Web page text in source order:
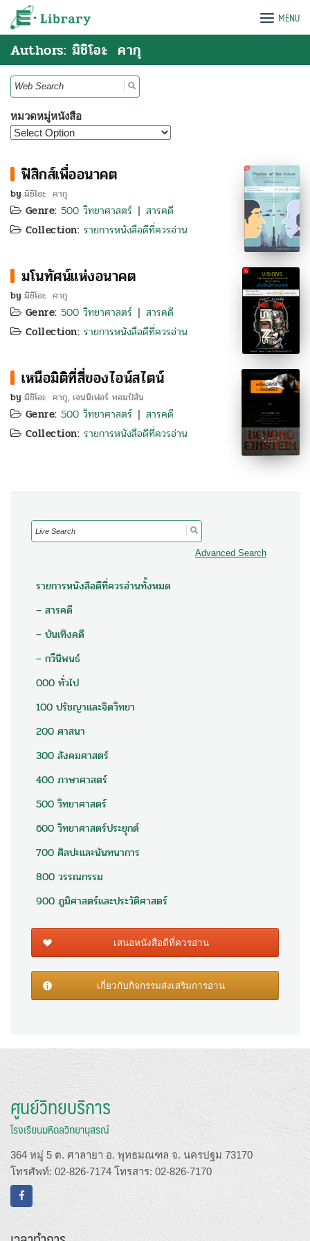
Skip
e-Library MENU
Authors: มิชิโอะ คากุ
Search
for:
หมวดหมู่หนังสือ
ฟิสิกส์เพื่ออนาคต
by มิชิโอะ คากุ
Genre: 500 วิทยาศาสตร์ | สารคดี
Collection: รายการหนังสือดีที่ควรอ่าน
มโนทัศน์แห่งอนาคต
by มิชิโอะ คากุ
Genre: 500 วิทยาศาสตร์ | สารคดี
Collection: รายการหนังสือดีที่ควรอ่าน
เหนือมิติที่สี่ของไอน์สไตน์
by มิชิโอะ คากุ, เจนนิเฟอร์ ทอมป์สัน
Genre: 500 วิทยาศาสตร์ | สารคดี
Collection: รายการหนังสือดีที่ควรอ่าน
Search
for:
Advanced Search
รายการหนังสือดีที่ควรอ่านทั้งหมด
– สารคดี
– บันเทิงคดี
– กวีนิพนธ์
000 ทั่วไป
100 ปรัชญาและจิตวิทยา
200 ศาสนา
300 สังคมศาสตร์
400 ภาษาศาสตร์
500 วิทยาศาสตร์
600 วิทยาศาสตร์ประยุกต์
700 ศิลปะและนันทนาการ
800 วรรณกรรม
900 ภูมิศาสตร์และประวัติศาสตร์
เสนอหนังสือดีที่ควรอ่าน
เกี่ยวกับกิจกรรมส่งเสริมการอ่าน
ศูนย์วิทยบริการ
โรงเรียนมหิดลวิทยานุสรณ์
364 หมู่ 5 ต. ศาลายา อ. พุทธมณฑล จ. นครปฐม 73170
โทรศัพท์: 02-826-7174 โทรสาร: 02-826-7170